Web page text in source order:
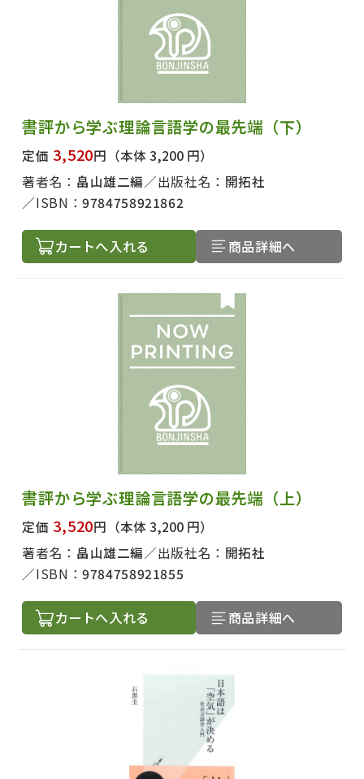
書評から学ぶ理論言語学の最先端（下）
定価 3,520円 （本体 3,200 円）
著者名： 畠山雄二編 出版社名： 開拓社
ISBN：9784758921862
カートへ入れる 商品詳細へ
書評から学ぶ理論言語学の最先端（上）
定価 3,520円 （本体 3,200 円）
著者名： 畠山雄二編 出版社名： 開拓社
ISBN：9784758921855
カートへ入れる 商品詳細へ